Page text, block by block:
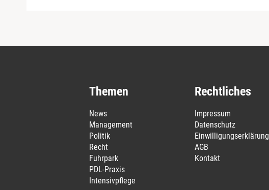
Themen
News
Management
Politik
Recht
Fuhrpark
PDL-Praxis
Intensivpflege
Rechtliches
Impressum
Datenschutz
Einwilligungserklärung
AGB
Kontakt